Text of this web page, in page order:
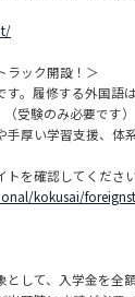
ック開設！＞
。履修する外国語
受験のみ必要です）
厚い学習支援、
を確認してください
kokusai/
して、入学金を全額